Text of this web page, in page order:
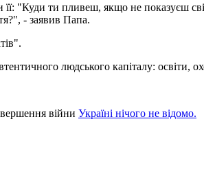
"Куди ти пливеш, якщо не показуєш
- заявив Папа.
людського капіталу: освіти,
війни Україні нічого не відомо.